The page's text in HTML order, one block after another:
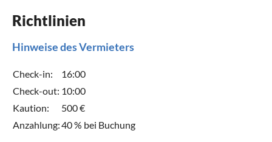
Richtlinien
Hinweise des Vermieters
Check-in:
16:00
Check-out: 10:00
Kaution:
500 €
Anzahlung:40 % bei Buchung